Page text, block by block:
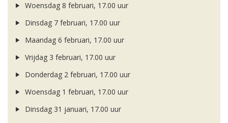
Woensdag 8 februari, 17.00 uur
Dinsdag 7 februari, 17.00 uur
Maandag 6 februari, 17.00 uur
Vrijdag 3 februari, 17.00 uur
Donderdag 2 februari, 17.00 uur
Woensdag 1 februari, 17.00 uur
Dinsdag 31 januari, 17.00 uur